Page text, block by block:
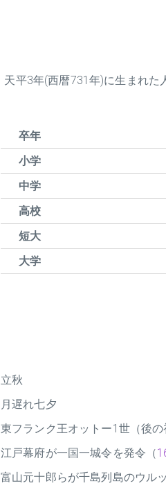
天平3年(西暦731年)に生まれた
卒年
小学
中学
高校
短大
大学
立秋
月遅れ七夕
東フランク王オットー1世（後
江戸幕府が一国一城令を発令（
富山元十郎らが千島列島のウル